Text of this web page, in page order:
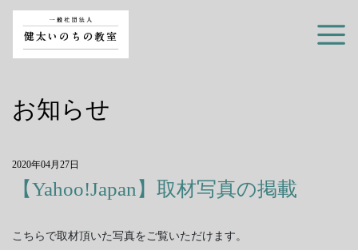
お知らせ
2020年04月27日
【Yahoo!Japan】取材写真の掲載
こちらで取材頂いた写真をご覧いただけます。